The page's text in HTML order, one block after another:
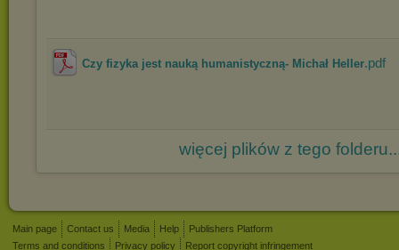
Czy fizyka jest nauką humanistyczną- Michał Heller.pdf
więcej plików z tego
Main page Contact us Media Help
Publishers Platform
Terms and conditions
Privacy policy Report copyright infringement